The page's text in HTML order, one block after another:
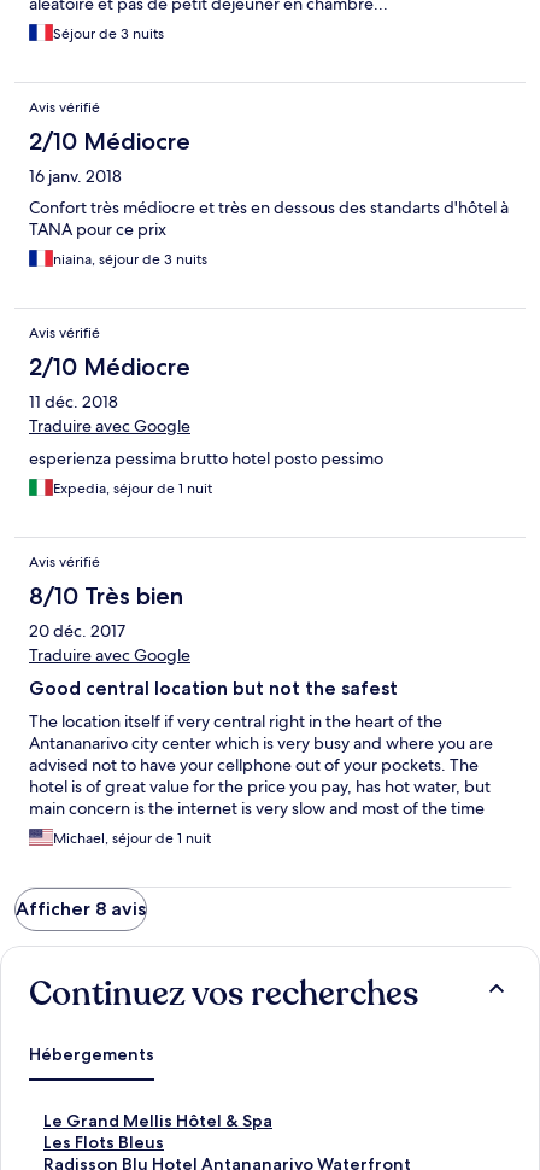
Séjour de 3 nuits
Avis vérifié
2/10 Médiocre
16 janv. 2018
Confort très médiocre et très en dessous des standarts d'hôtel à
TANA pour ce prix
niaina, séjour de 3 nuits
Avis vérifié
2/10 Médiocre
11 déc. 2018
Traduire avec Google
esperienza pessima brutto hotel posto pessimo
Expedia, séjour de 1 nuit
Avis vérifié
8/10 Très bien
20 déc. 2017
Traduire avec Google
Good central location but not the safest
The location itself if very central right in the heart of the
Antananarivo city center which is very busy and where you are
advised not to have your cellphone out of your pockets. The
hotel is of great value for the price you pay, has hot water, but
main concern is the internet is very slow and most of the time
not working even in the main lobby. I would recommend this
just for the time you need to see the city center. If staying in the
Michael, séjour de 1 nuit
Afficher 8 avis
Continuez vos recherches
Hébergements
Le Grand Mellis Hôtel & Spa
L
i
e
Les Flots Bleus
L
iRadisson Blu Hotel Antananarivo Waterfront
L